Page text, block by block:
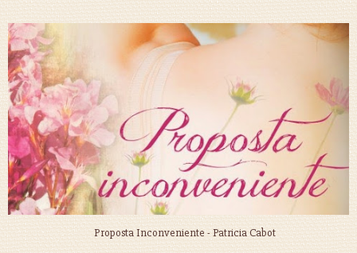
Proposta Inconveniente - Patricia Cabot